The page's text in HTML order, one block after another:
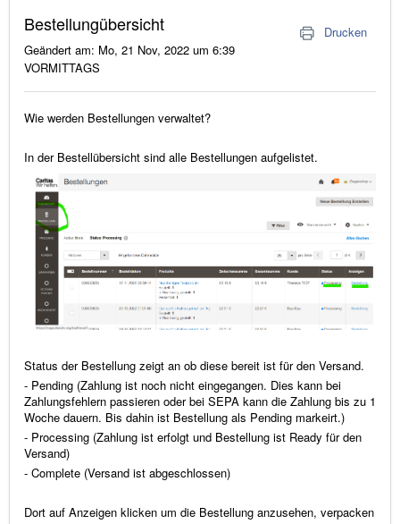
Bestellungübersicht
Drucken
Geändert am: Mo, 21 Nov, 2022 um 6:39
VORMITTAGS
Wie werden Bestellungen verwaltet?
In der Bestellübersicht sind alle Bestellungen aufgelistet.
Status der Bestellung zeigt an ob diese bereit ist für den Versand.
- Pending (Zahlung ist noch nicht eingegangen. Dies kann bei
Zahlungsfehlern passieren oder bei SEPA kann die Zahlung bis zu 1
Woche dauern. Bis dahin ist Bestellung als Pending markeirt.)
- Processing (Zahlung ist erfolgt und Bestellung ist Ready für den
Versand)
- Complete (Versand ist abgeschlossen)
Dort auf Anzeigen klicken um die Bestellung anzusehen, verpacken